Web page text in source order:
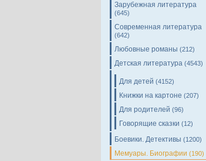
Зарубежная литература
(645)
Современная литература
(642)
Любовные романы (212)
Детская литература (4543)
Для детей (4152)
Книжки на картоне (207)
Для родителей (96)
Говорящие сказки (12)
Боевики. Детективы (1200)
Мемуары. Биографии (190)